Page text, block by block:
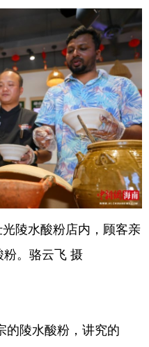
陵水酸粉店内，顾客亲
。骆云飞 摄
陵水酸粉，讲究的